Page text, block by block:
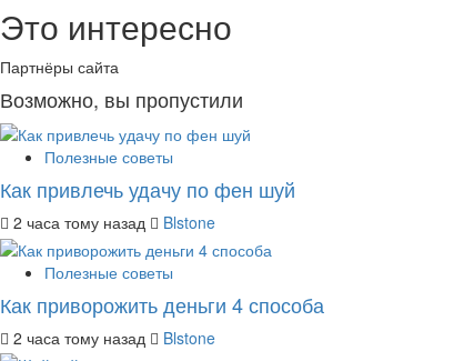
Это интересно
Партнёры сайта
Возможно, вы пропустили
Полезные советы
Как привлечь удачу по фен шуй
2 часа тому назад Blstone
Полезные советы
Как приворожить деньги 4 способа
2 часа тому назад Blstone